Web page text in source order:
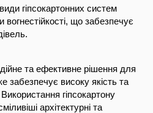
гіпсокартонних систем
вогнестійкості, що забезпечує
та ефективне рішення для
забезпечує високу якість та
Використання гіпсокартону
архітектурні та